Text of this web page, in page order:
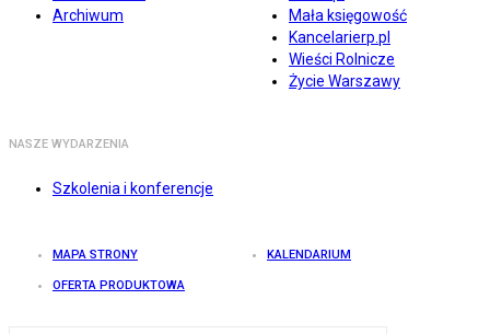
Archiwum
Mała księgowość
Kancelarierp.pl
Wieści Rolnicze
Życie Warszawy
NASZE WYDARZENIA
Szkolenia i konferencje
MAPA STRONY KALENDARIUM
OFERTA PRODUKTOWA